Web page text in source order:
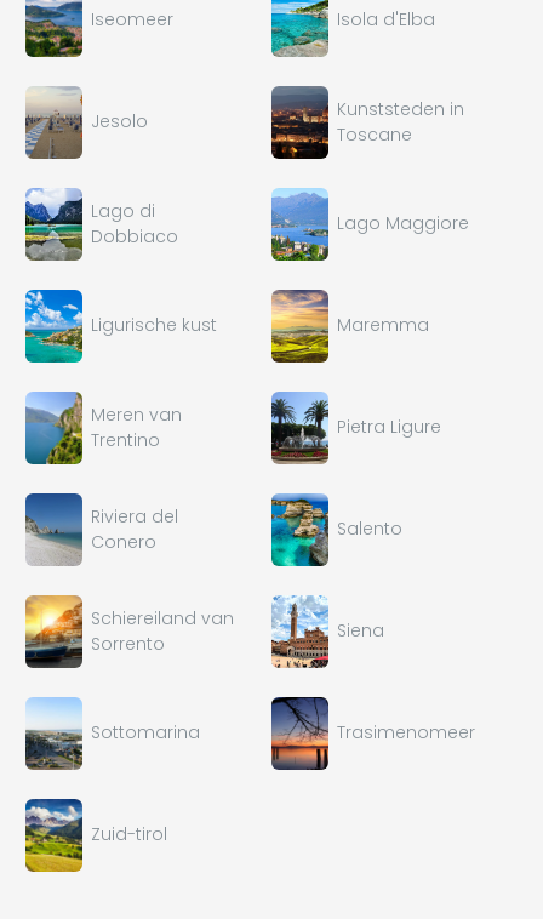
Iseomeer Isola d'Elba
Jesolo
Kunststeden in
Toscane
Lago di
Dobbiaco
Lago Maggiore
Ligurische kust Maremma
Meren van
Trentino
Pietra Ligure
Riviera del
Conero
Salento
Schiereiland van
Sorrento
Siena
Sottomarina Trasimenomeer
Zuid-tirol